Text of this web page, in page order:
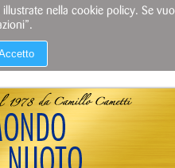
nella cookie policy. Se